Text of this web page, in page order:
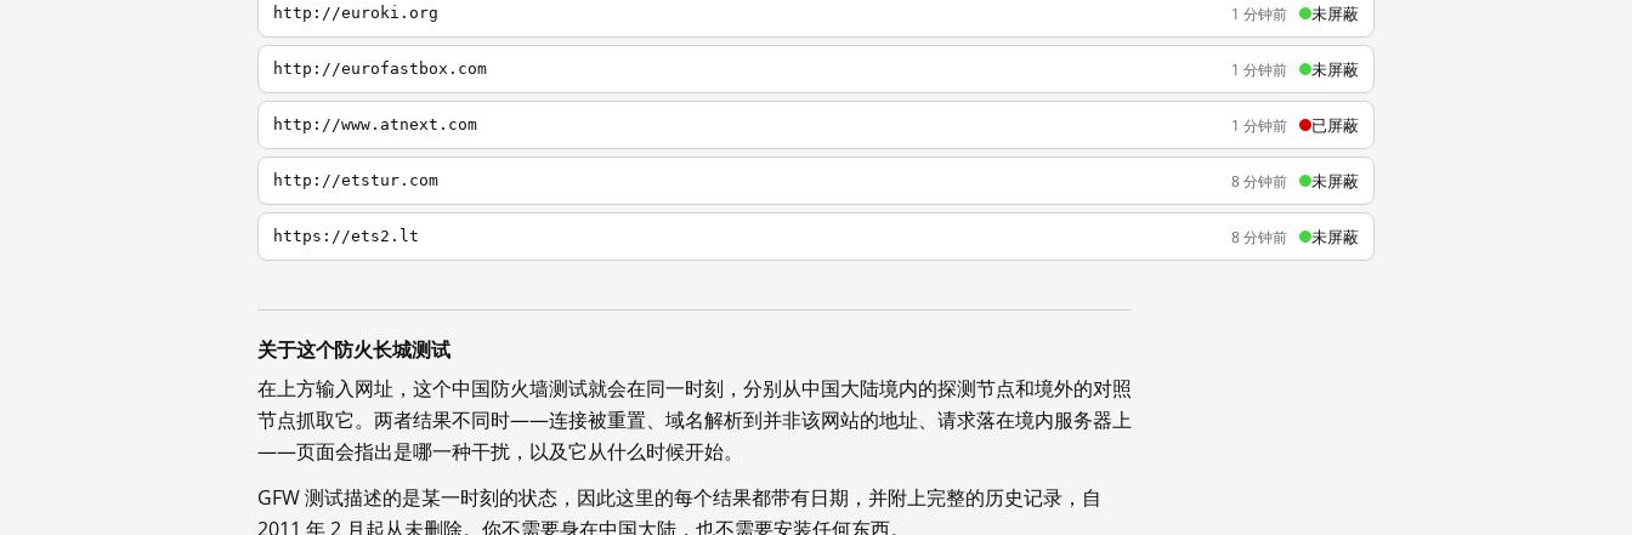
http://euroki.org 1 分钟前 未屏蔽
http://eurofastbox.com 1 分钟前 未屏蔽
http://www.atnext.com 1 分钟前 已屏蔽
http://etstur.com 8 分钟前 未屏蔽
https://ets2.lt 8 分钟前 未屏蔽
关于这个防火长城测试
在上方输入网址，这个中国防火墙测试就会在同一时刻，分别从中国大陆境内的探测节点和境外的对照
节点抓取它。两者结果不同时——连接被重置、域名解析到并非该网站的地址、请求落在境内服务器上
——页面会指出是哪一种干扰，以及它从什么时候开始。
GFW 测试描述的是某一时刻的状态，因此这里的每个结果都带有日期，并附上完整的历史记录，自
2011 年 2 月起从未删除。你不需要身在中国大陆，也不需要安装任何东西。